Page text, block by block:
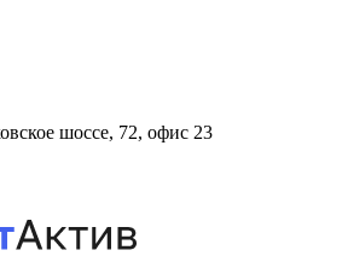
шоссе, 72, офис 23